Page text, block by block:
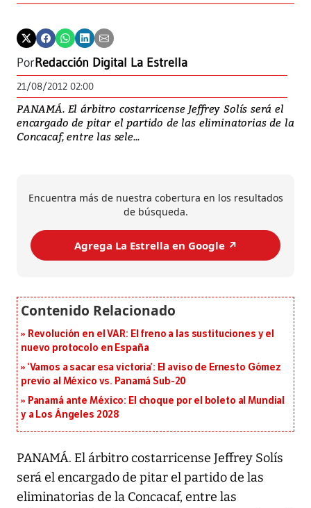
PorRedacción Digital La Estrella
21/08/2012 02:00
PANAMÁ. El árbitro costarricense Jeffrey Solís será el
encargado de pitar el partido de las eliminatorias de la
Concacaf, entre las sele...
Encuentra más de nuestra cobertura en los resultados
de búsqueda.
Agrega La Estrella en Google ↗️
Revolución en el VAR: El freno a las sustituciones y el
nuevo protocolo en España
‘Vamos a sacar esa victoria’: El aviso de Ernesto Gómez
previo al México vs. Panamá Sub-20
Panamá ante México: El choque por el boleto al Mundial
y a Los Ángeles 2028
PANAMÁ. El árbitro costarricense Jeffrey Solís
será el encargado de pitar el partido de las
eliminatorias de la Concacaf, entre las